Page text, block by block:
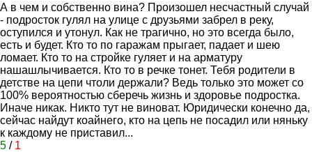
А в чем и собственно вина? Произошел несчастный случай
- подросток гулял на улице с друзьями забрел в реку,
оступился и утонул. Как не трагично, но это всегда было,
есть и будет. Кто то по гаражам прыгает, падает и шею
ломает. Кто то на стройке гуляет и на арматуру
нашашлычивается. Кто то в речке тонет. Тебя родители в
детстве на цепи чтоли держали? Ведь только это может со
100% вероятностью сберечь жизнь и здоровье подростка.
Иначе никак. Никто тут не виноват. Юридически конечно да,
сейчас найдут коайнего, кто на цепь не посадил или няньку
к каждому не приставил...
5 / 1